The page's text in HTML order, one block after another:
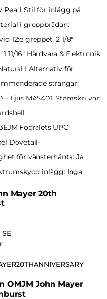
Pearl Stil för inlägg på
i greppbrädan:
12:e greppet: 2 1/8″
11/16″ Hårdvara & Elektronik
I Alternativ för
strängar:
– Ljus MA540T Stämskruvar:
Fodralets UPC:
Dovetail-
för vänsterhänta: Ja
inlägg: Inga
Mayer 20th
OMJM John Mayer